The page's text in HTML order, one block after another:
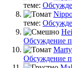
теме:
теме:
Обсуждение
Marty
Обсуждение